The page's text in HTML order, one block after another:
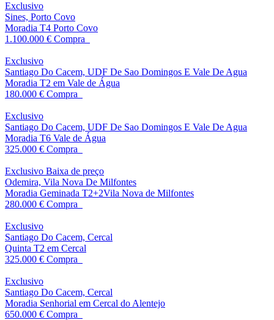
Exclusivo
Sines, Porto Covo
Moradia T4 Porto Covo
1.100.000 € Compra
Exclusivo
Santiago Do Cacem, UDF De Sao Domingos E Vale De Agua
Moradia T2 em Vale de Água
180.000 € Compra
Exclusivo
Santiago Do Cacem, UDF De Sao Domingos E Vale De Agua
Moradia T6 Vale de Água
325.000 € Compra
Exclusivo Baixa de preço
Odemira, Vila Nova De Milfontes
Moradia Geminada T2+2Vila Nova de Milfontes
280.000 € Compra
Exclusivo
Santiago Do Cacem, Cercal
Quinta T2 em Cercal
325.000 € Compra
Exclusivo
Santiago Do Cacem, Cercal
Moradia Senhorial em Cercal do Alentejo
650.000 € Compra